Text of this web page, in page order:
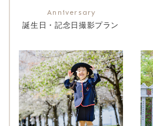
誕生日・記念日撮影プラン